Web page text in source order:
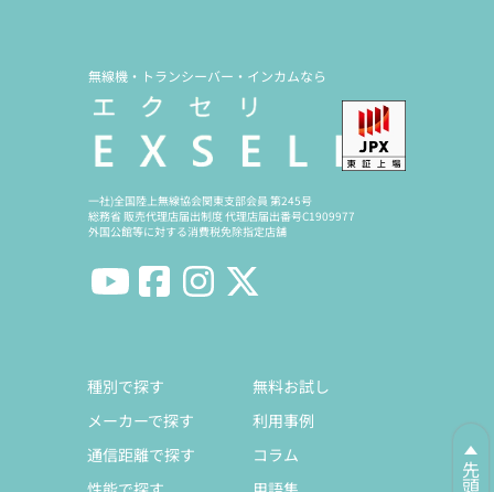
無線機・トランシーバー・インカムなら
一社)全国陸上無線協会関東支部会員 第245号
総務省 販売代理店届出制度 代理店届出番号C1909977
外国公館等に対する消費税免除指定店舗
種別で探す
メーカーで探す
通信距離で探す
無料お試し
利用事例
コラム